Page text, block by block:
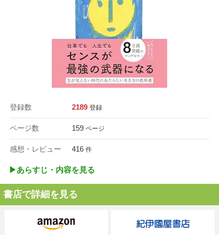
登録数 2189 登録
ページ数 159 ページ
感想・レビュー 416 件
▶︎あらすじ・内容を見る
書店で詳細を見る